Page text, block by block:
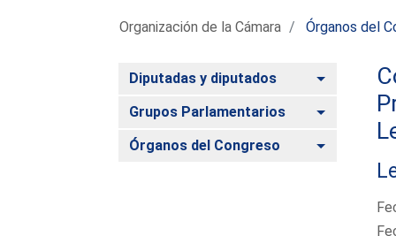
Organización de la Cámara Órganos del
Diputadas y diputados Alternar
Grupos Parlamentarios Alternar
Órganos del Congreso Alternar